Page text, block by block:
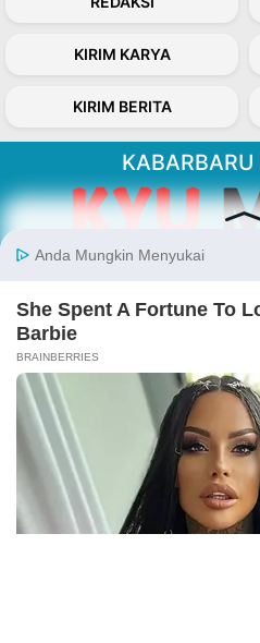
KIRIM KARYA
KIRIM BERITA
KABARBARU
Follow